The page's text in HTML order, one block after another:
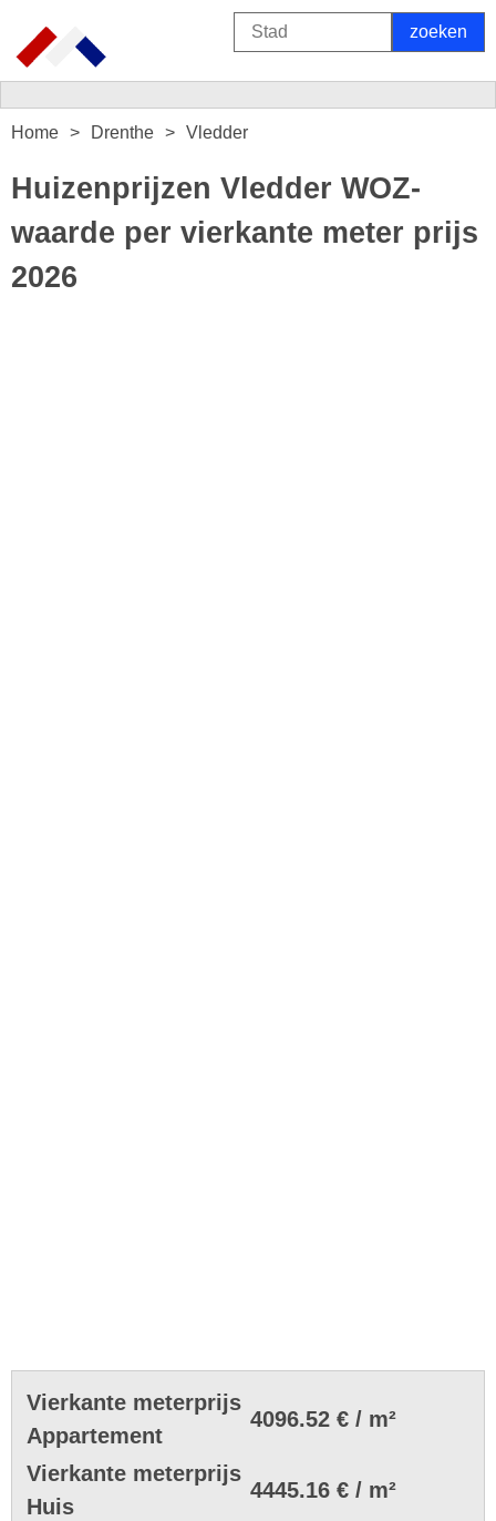
Home Drenthe Vledder
Huizenprijzen Vledder WOZ-
waarde per vierkante meter prijs
2026
Vierkante meterprijs
Appartement
4096.52 € / m²
Vierkante meterprijs
Huis
4445.16 € / m²